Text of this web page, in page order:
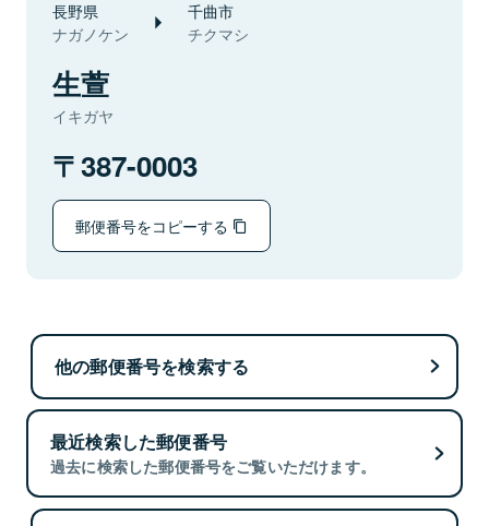
長野県
ナガノケン
千曲市
チクマシ
生萱
イキガヤ
387-0003
郵便番号をコピーする
他の郵便番号を検索する
最近検索した郵便番号
過去に検索した郵便番号をご覧いただけます。